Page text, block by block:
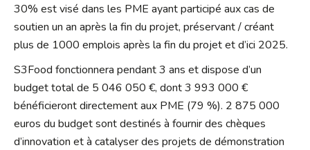
30% est visé dans les PME ayant participé aux cas de
soutien un an après la fin du projet, préservant / créant
plus de 1000 emplois après la fin du projet et d’ici 2025.
S3Food fonctionnera pendant 3 ans et dispose d’un
budget total de 5 046 050 €, dont 3 993 000 €
bénéficieront directement aux PME (79 %). 2 875 000
euros du budget sont destinés à fournir des chèques
d’innovation et à catalyser des projets de démonstration